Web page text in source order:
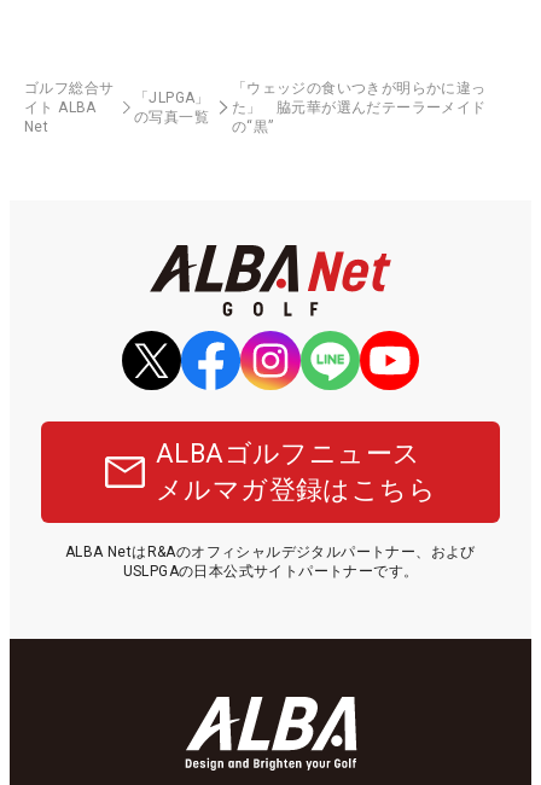
ゴルフ総合サ
イト ALBA
Net
「JLPGA」
の写真一覧
「ウェッジの食いつきが明らかに違っ
た」 脇元華が選んだテーラーメイド
の“黒”
ALBAゴルフニュース
メルマガ登録はこちら
ALBA NetはR&Aのオフィシャルデジタルパートナー、および
USLPGAの日本公式サイトパートナーです。